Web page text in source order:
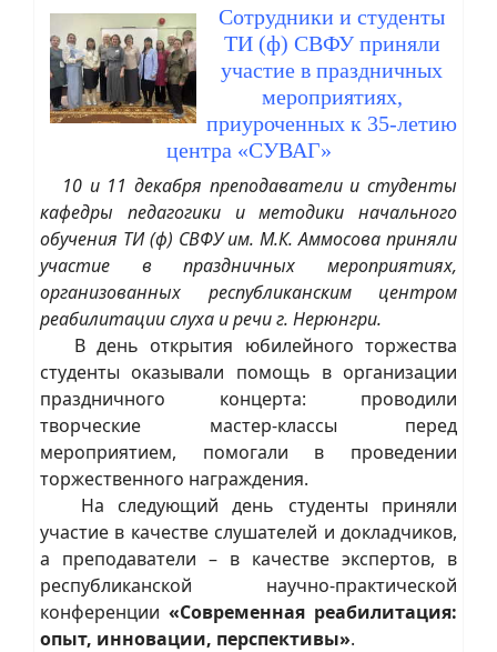
Сотрудники и студенты
ТИ (ф) СВФУ приняли
участие в праздничных
мероприятиях,
приуроченных к 35-летию
центра «СУВАГ»
10 и 11 декабря преподаватели и студенты
кафедры педагогики и методики начального
обучения ТИ (ф) СВФУ им. М.К. Аммосова приняли
участие в праздничных мероприятиях,
организованных республиканским центром
реабилитации слуха и речи г. Нерюнгри.
В день открытия юбилейного торжества
студенты оказывали помощь в организации
праздничного концерта: проводили
творческие мастер-классы перед
мероприятием, помогали в проведении
торжественного награждения.
На следующий день студенты приняли
участие в качестве слушателей и докладчиков,
а преподаватели – в качестве экспертов, в
республиканской научно-практической
конференции «Современная реабилитация:
опыт, инновации, перспективы».